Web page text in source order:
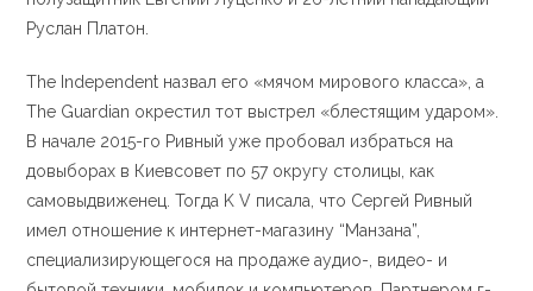
Руслан Платон.
The Independent назвал его «мячом мирового класса», а
The Guardian окрестил тот выстрел «блестящим ударом».
В начале 2015-го Ривный уже пробовал избраться на
довыборах в Киевсовет по 57 округу столицы, как
самовыдвиженец. Тогда K V писала, что Сергей Ривный
имел отношение к интернет-магазину “Манзана”,
специализирующегося на продаже аудио-, видео- и